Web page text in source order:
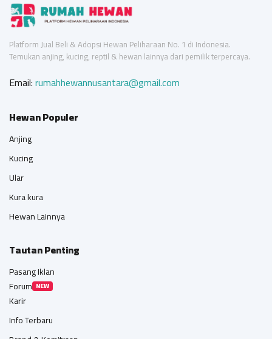
Platform Jual Beli & Adopsi Hewan Peliharaan No. 1 di Indonesia.
Temukan anjing, kucing, reptil & hewan lainnya dari pemilik terpercaya.
Email:rumahhewannusantara@gmail.com
Hewan Populer
Anjing
Kucing
Ular
Kura kura
Hewan Lainnya
Tautan Penting
Pasang Iklan
Forum NEW
Karir
Info Terbaru